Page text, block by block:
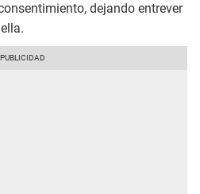
dejando entrever